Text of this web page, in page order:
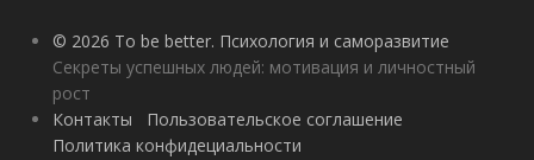
© 2026 To be better. Психология и саморазвитие
Секреты успешных людей: мотивация и личностный
рост
Контакты
Пользовательское соглашение
Политика конфидециальности